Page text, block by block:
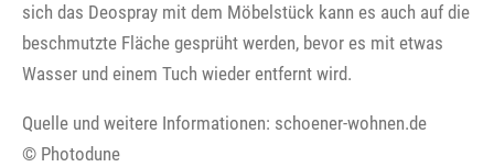
sich das Deospray mit dem Möbelstück kann es auch auf die
beschmutzte Fläche gesprüht werden, bevor es mit etwas
Wasser und einem Tuch wieder entfernt wird.
Quelle und weitere Informationen: schoener-wohnen.de
© Photodune